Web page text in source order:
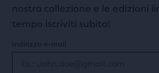
nostra collezione e le edizioni
tempo iscriviti subito!
Indirizzo e-mail